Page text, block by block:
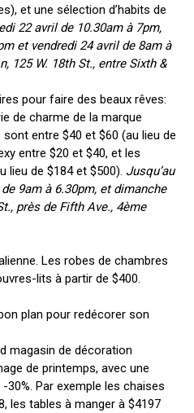
et une sélection d’habits de
22 avril de 10.30am à 7pm,
et vendredi 24 avril de 8am à
125 W. 18th St., entre Sixth &
pour faire des beaux rêves:
de charme de la marque
entre $40 et $60 (au lieu de
entre $20 et $40, et les
lieu de $184 et $500). Jusqu’au
9am à 6.30pm, et dimanche
près de Fifth Ave., 4ème
Les robes de chambres
lits à partir de $400.
plan pour redécorer son
magasin de décoration
de printemps, avec une
30%. Par exemple les chaises
les tables à manger à $4197